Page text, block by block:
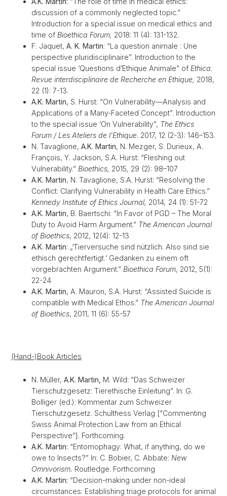
discussion of a commonly neglected topic.”
Introduction for a special issue on medical ethics and
time of Bioethica Forum, 2018: 11 (4): 131-132.
F. Jaquet, A. K. Martin: “La question animale : Une
perspective pluridisciplinaire”. Introduction to the
special issue ‘Questions d’Ethique Animale” of Ethica.
Revue interdisciplinaire de Recherche en Ethique, 2018,
22 (1): 7-13.
A.K. Martin, S. Hurst: “On Vulnerability—Analysis and
Applications of a Many-Faceted Concept”. Introduction
to the special issue ‘On Vulnerability”, The Ethics
Forum / Les Ateliers de l’Ethique. 2017, 12 (2-3): 146–153.
N. Tavaglione, A.K. Martin, N. Mezger, S. Durieux, A.
François, Y. Jackson, S.A. Hurst: “Fleshing out
Vulnerability.” Bioethics, 2015, 29 (2): 98–107
A.K. Martin, N. Tavaglione, S.A. Hurst: “Resolving the
Conflict: Clarifying Vulnerability in Health Care Ethics.”
Kennedy Institute of Ethics Journal, 2014, 24 (1): 51-72
A.K. Martin, B. Baertschi: “In Favor of PGD – The Moral
Duty to Avoid Harm Argument.” The American Journal
of Bioethics, 2012, 12(4): 12-13
A.K. Martin: „‘Tierversuche sind nützlich. Also sind sie
ethisch gerechtfertigt.‘ Gedanken zu einem oft
vorgebrachten Argument.” Bioethica Forum, 2012, 5(1):
22-24
A.K. Martin, A. Mauron, S.A. Hurst: “Assisted Suicide is
compatible with Medical Ethos.” The American Journal
of Bioethics, 2011, 11 (6): 55-57
(Hand-)Book Articles
N. Müller, A.K. Martin, M. Wild: “Das Schweizer
Tierschutzgesetz: Tierethische Einleitung”. In: G.
Bolliger (ed.): Kommentar zum Schweizer
Tierschutzgesetz. Schulthess Verlag [“Commenting
Swiss Animal Protection Law from an Ethical
Perspective”]. Forthcoming.
A.K. Martin: “Entomophagy: What, if anything, do we
owe to Insects?” In: C. Bobier, C. Abbate: New
Omnivorism. Routledge. Forthcoming
A.K. Martin: “Decision-making under non-ideal
circumstances: Establishing triage protocols for animal